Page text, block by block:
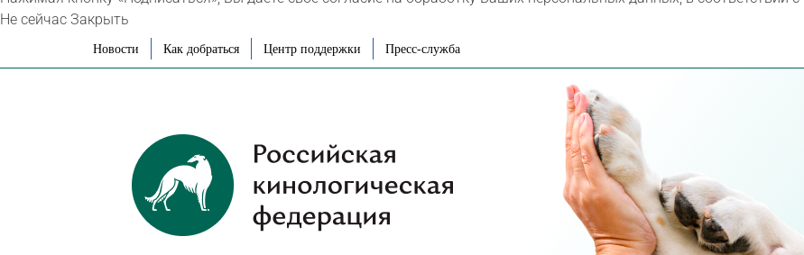
Не сейчас Закрыть
Новости Как добраться Центр поддержки Пресс-служба